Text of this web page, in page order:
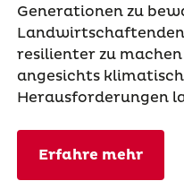
Generationen zu
resilienter zu
angesichts
Herausforderungen
Erfahre mehr